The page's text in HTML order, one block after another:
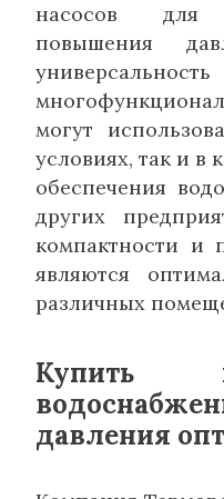
насосов для
повышения
могут
условиях, так и в
обеспечения
других
компактности и
являются
различных
Купить
давления